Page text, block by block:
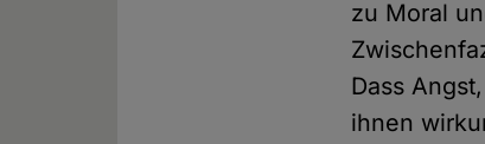
zu Moral
Dass
ihnen